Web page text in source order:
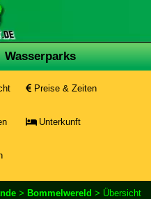
Wasserparks
Preise & Zeiten
Unterkunft
> Bommelwereld > Übersicht